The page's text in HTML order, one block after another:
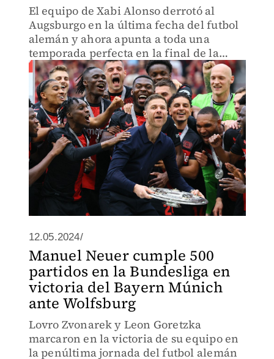
El equipo de Xabi Alonso derrotó al
Augsburgo en la última fecha del futbol
alemán y ahora apunta a toda una
temporada perfecta en la final de la
Europa League y de la Pokal
12.05.2024/
Manuel Neuer cumple 500
partidos en la Bundesliga en
victoria del Bayern Múnich
ante Wolfsburg
Lovro Zvonarek y Leon Goretzka
marcaron en la victoria de su equipo en
la penúltima jornada del futbol alemán